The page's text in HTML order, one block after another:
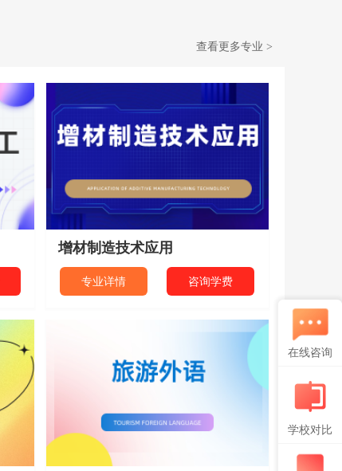
查看更多专业 >
增材制造技术应用
专业详情 咨询学费
在线咨询
学校对比